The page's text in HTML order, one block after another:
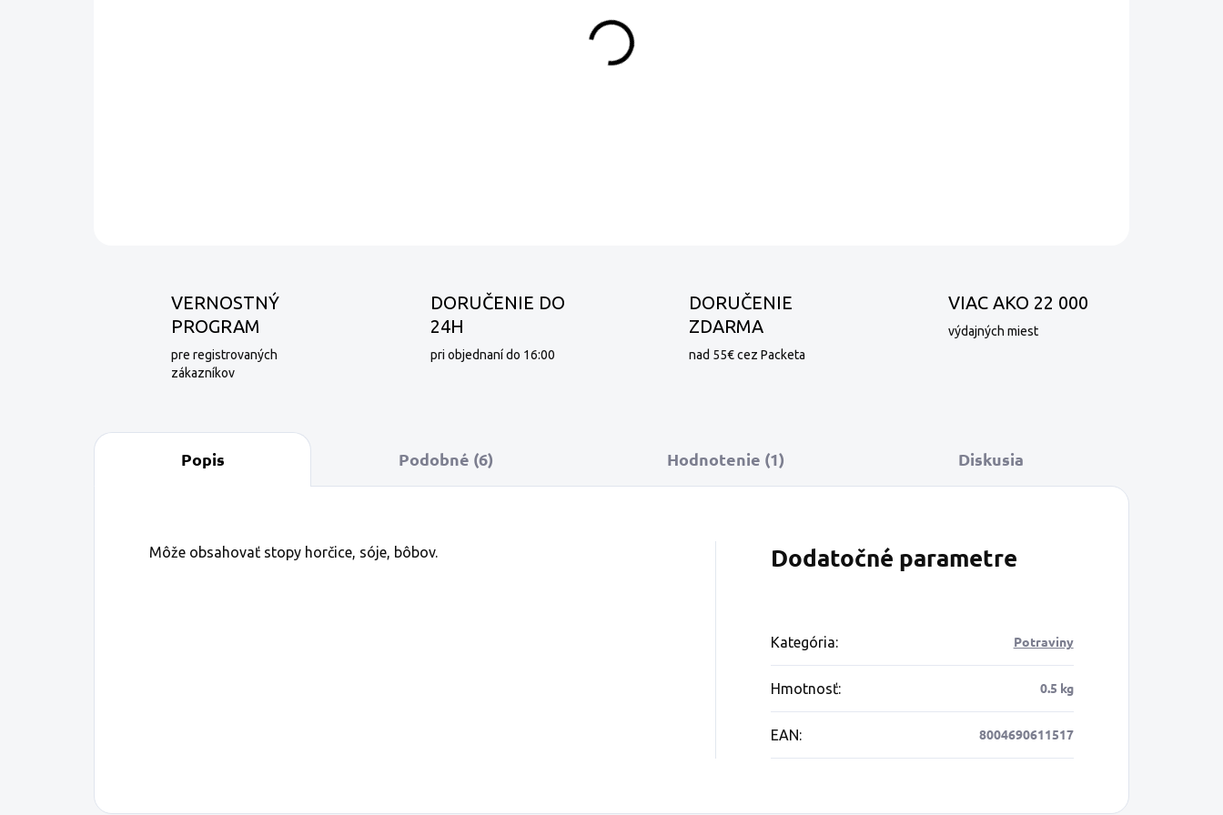
VERNOSTNÝ
PROGRAM
pre registrovaných
zákazníkov
DORUČENIE DO
24H
pri objednaní do 16:00
DORUČENIE
ZDARMA
nad 55€ cez Packeta
VIAC AKO 22 000
výdajných miest
Popis Podobné (6) Hodnotenie (1) Diskusia
Môže obsahovať stopy horčice, sóje, bôbov. Dodatočné parametre
Kategória: Potraviny
Hmotnosť: 0.5 kg
EAN: 8004690611517